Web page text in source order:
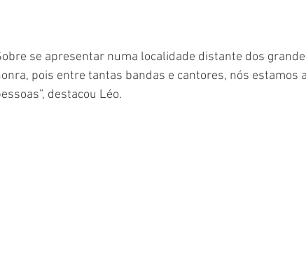
se apresentar numa localidade distante dos
pois entre tantas bandas e cantores, nós estamos
destacou Léo.